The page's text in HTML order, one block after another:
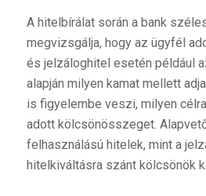
A hitelbírálat során a bank
megvizsgálja, hogy az ügyfél
és jelzáloghitel esetén például
alapján milyen kamat mellett
is figyelembe veszi, milyen
adott kölcsönösszeget.
felhasználású hitelek, mint a
hitelkiváltásra szánt kölcsönök